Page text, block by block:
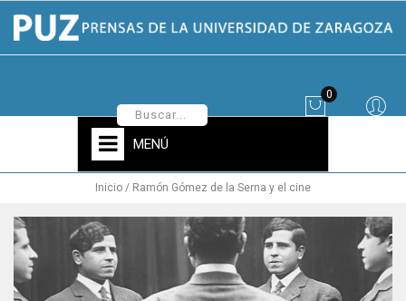
0
MENÚ
Inicio Ramón Gómez de la Serna y el cine